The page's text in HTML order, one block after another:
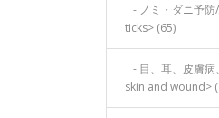
- ノミ・ダニ予
ticks> (65)
- 目、耳、皮膚病
skin and wound>